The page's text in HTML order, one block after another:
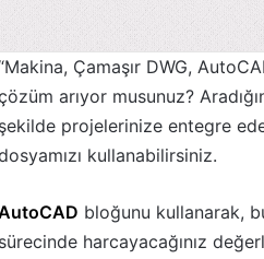
Çamaşır DWG,
arıyor musunuz?
şekilde projelerinize entegre
kullanabilirsiniz.
bloğunu kullanarak,
sürecinde harcayacağınız